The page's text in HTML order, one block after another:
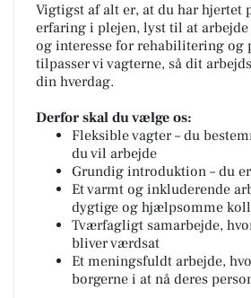
Vigtigst af alt er, at du har hjertet
erfaring i plejen, lyst til at arbejde
og interesse for rehabilitering og
tilpasser vi vagterne, så dit
din hverdag.
Derfor skal du vælge os:
Fleksible vagter – du
du vil arbejde
Grundig introduktion – du
Et varmt og inkluderende
dygtige og hjælpsomme
Tværfagligt samarbejde,
bliver værdsat
Et meningsfuldt arbejde,
borgerne i at nå deres